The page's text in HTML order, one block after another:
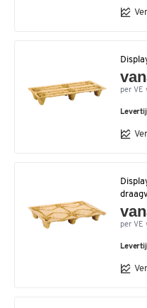
per VE
per VE